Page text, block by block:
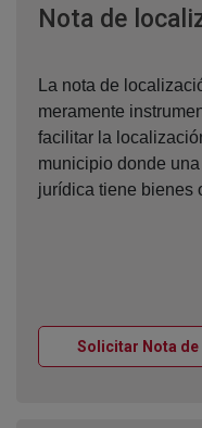
Nota de
La nota de
meramente
facilitar la
municipio donde
jurídica tiene bienes
Solicitar Nota